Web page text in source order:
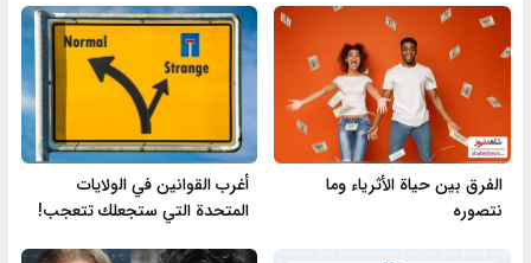
الفرق بين حياة الأثرياء وما
نتصوره
أغرب القوانين في الولايات
المتحدة التي ستجعلك تتعجب!